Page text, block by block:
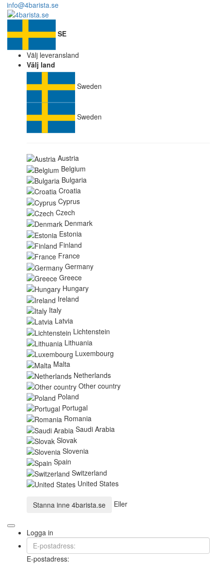
info@4barista.se
SE
Välj leveransland
Välj land
Sweden
Sweden
Austria
Belgium
Bulgaria
Croatia
Cyprus
Czech
Denmark
Estonia
Finland
France
Germany
Greece
Hungary
Ireland
Italy
Latvia
Lichtenstein
Lithuania
Luxembourg
Malta
Netherlands
Other country
Poland
Portugal
Romania
Saudi Arabia
Slovak
Slovenia
Spain
Switzerland
United States
Stanna inne 4barista.se Eller
Logga in
E-postadress: